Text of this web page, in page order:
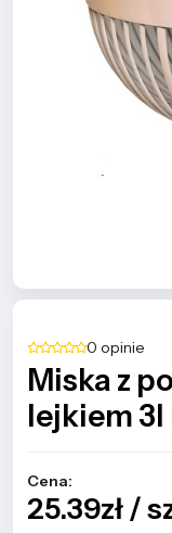
0 opinie
Miska z
lejkiem
Cena:
25.39zł /